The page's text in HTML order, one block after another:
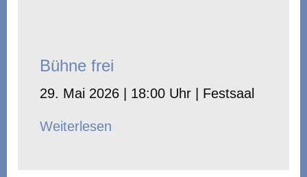
Bühne frei
29. Mai 2026 | 18:00 Uhr | Festsaal
Weiterlesen